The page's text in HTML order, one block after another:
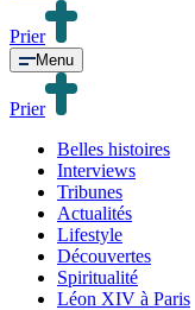
Prier
Menu
Prier
Belles histoires
Interviews
Tribunes
Actualités
Lifestyle
Découvertes
Spiritualité
Léon XIV à Paris